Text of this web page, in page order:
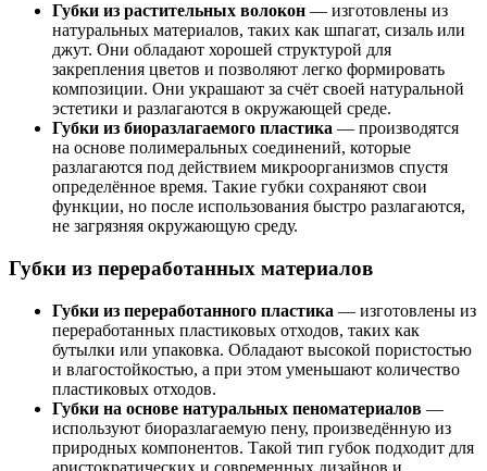
Губки из растительных волокон — изготовлены из
натуральных материалов, таких как шпагат, сизаль или
джут. Они обладают хорошей структурой для
закрепления цветов и позволяют легко формировать
композиции. Они украшают за счёт своей натуральной
эстетики и разлагаются в окружающей среде.
Губки из биоразлагаемого пластика — производятся
на основе полимеральных соединений, которые
разлагаются под действием микроорганизмов спустя
определённое время. Такие губки сохраняют свои
функции, но после использования быстро разлагаются,
не загрязняя окружающую среду.
Губки из переработанных материалов
Губки из переработанного пластика — изготовлены из
переработанных пластиковых отходов, таких как
бутылки или упаковка. Обладают высокой пористостью
и влагостойкостью, а при этом уменьшают количество
пластиковых отходов.
Губки на основе натуральных пеноматериалов —
используют биоразлагаемую пену, произведённую из
природных компонентов. Такой тип губок подходит для
аристократических и современных дизайнов и